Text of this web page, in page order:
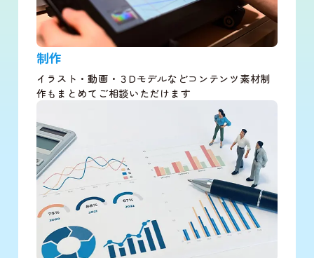
制作
イラスト・動画・３Dモデルなどコンテンツ素材制
作もまとめてご相談いただけます